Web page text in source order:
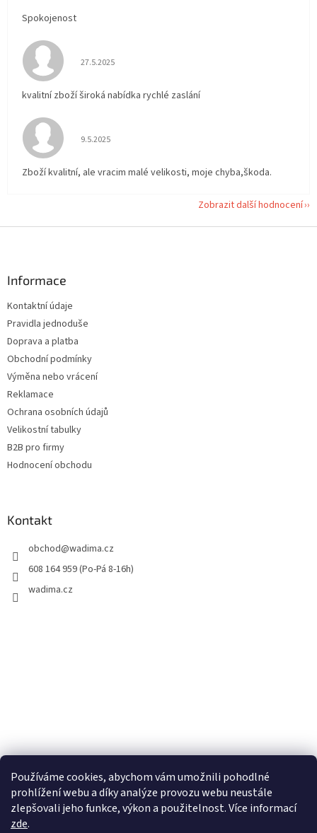
Používáme cookies, abychom vám umožnili pohodlné
prohlížení webu a díky analýze provozu webu neustále
zlepšovali jeho funkce, výkon a použitelnost. Více informací
zde.
Spokojenost
Hodnocení obchodu je 5 z 5 hvězdiček.
27.5.2025
kvalitní zboží široká nabídka rychlé zaslání
Hodnocení obchodu je 5 z 5 hvězdiček.
9.5.2025
Zboží kvalitní, ale vracim malé velikosti, moje chyba,škoda.
Zobrazit další hodnocení
Informace
Kontaktní údaje
Pravidla jednoduše
Doprava a platba
Obchodní podmínky
Výměna nebo vrácení
Reklamace
Ochrana osobních údajů
Velikostní tabulky
B2B pro firmy
Hodnocení obchodu
Kontakt
obchod@wadima.cz
608 164 959 (Po-Pá 8-16h)
wadima.cz